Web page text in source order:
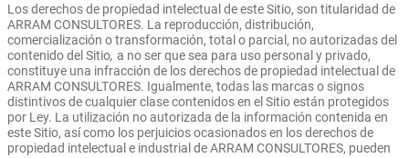
Los derechos de propiedad intelectual de este Sitio, son titularidad de
ARRAM CONSULTORES. La reproducción, distribución,
comercialización o transformación, total o parcial, no autorizadas del
contenido del Sitio, a no ser que sea para uso personal y privado,
constituye una infracción de los derechos de propiedad intelectual de
ARRAM CONSULTORES. Igualmente, todas las marcas o signos
distintivos de cualquier clase contenidos en el Sitio están protegidos
por Ley. La utilización no autorizada de la información contenida en
este Sitio, así como los perjuicios ocasionados en los derechos de
propiedad intelectual e industrial de ARRAM CONSULTORES, pueden